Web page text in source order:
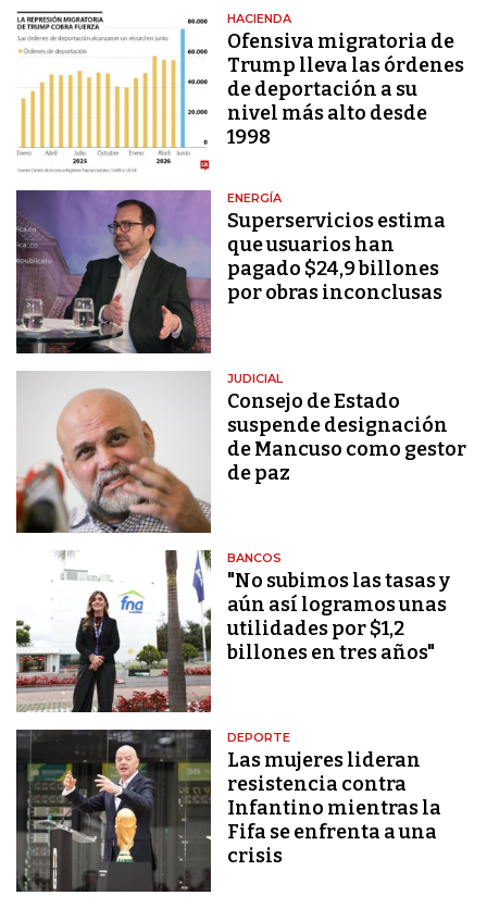
HACIENDA
Ofensiva migratoria de
Trump lleva las órdenes
de deportación a su
nivel más alto desde
1998
ENERGÍA
Superservicios estima
que usuarios han
pagado $24,9 billones
por obras inconclusas
JUDICIAL
Consejo de Estado
suspende designación
de Mancuso como gestor
de paz
BANCOS
"No subimos las tasas y
aún así logramos unas
utilidades por $1,2
billones en tres años"
DEPORTE
Las mujeres lideran
resistencia contra
Infantino mientras la
Fifa se enfrenta a una
crisis